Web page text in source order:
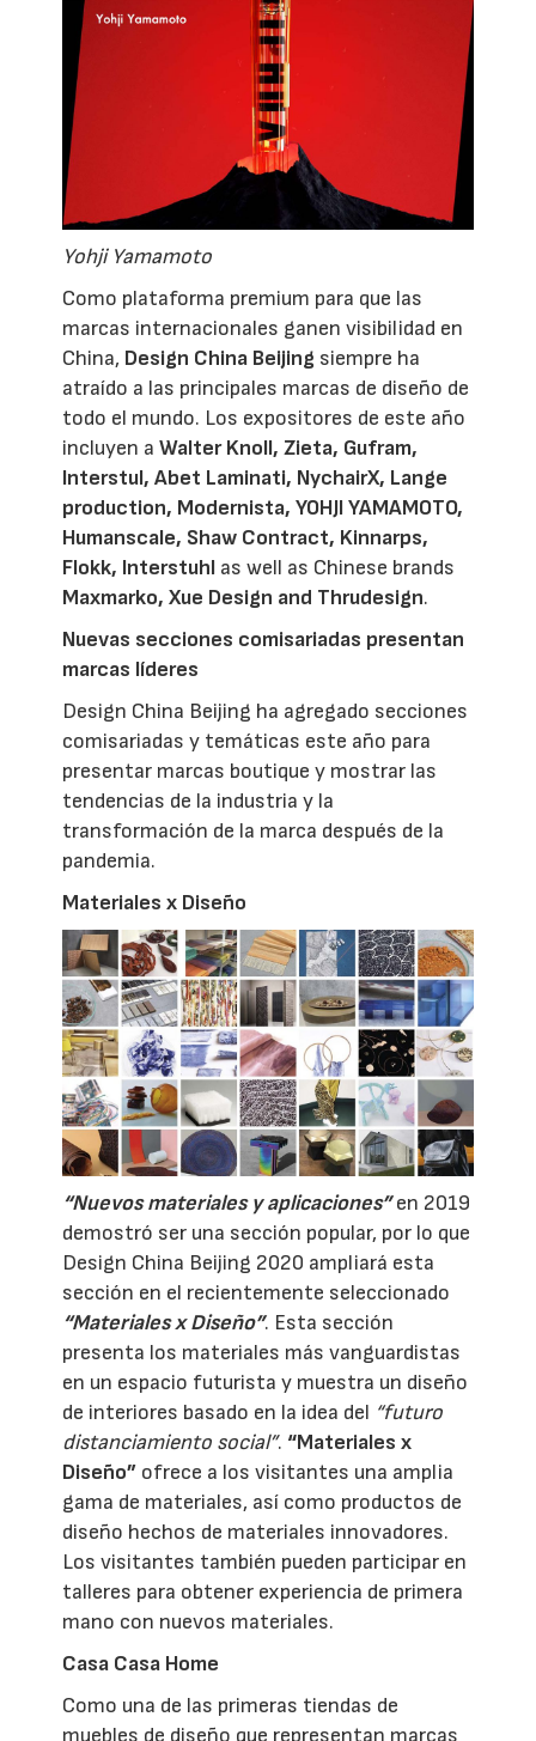
Yohji Yamamoto
Como plataforma premium para que las
marcas internacionales ganen visibilidad en
China, Design China Beijing siempre ha
atraído a las principales marcas de diseño de
todo el mundo. Los expositores de este año
incluyen aWalter Knoll, Zieta, Gufram,
Interstul, Abet Laminati, NychairX, Lange
production, Modernista, YOHJI YAMAMOTO,
Humanscale, Shaw Contract, Kinnarps,
Flokk, Interstuhl as well as Chinese brands
Maxmarko, Xue Design and Thrudesign.
Nuevas secciones comisariadas presentan
marcas líderes
Design China Beijing ha agregado secciones
comisariadas y temáticas este año para
presentar marcas boutique y mostrar las
tendencias de la industria y la
transformación de la marca después de la
pandemia.
Materiales x Diseño
“Nuevos materiales y aplicaciones”en 2019
demostró ser una sección popular, por lo que
Design China Beijing 2020 ampliará esta
sección en el recientemente seleccionado
“Materiales x Diseño”. Esta sección
presenta los materiales más vanguardistas
en un espacio futurista y muestra un diseño
de interiores basado en la idea del “futuro
distanciamiento social”. “Materiales x
Diseño” ofrece a los visitantes una amplia
gama de materiales, así como productos de
diseño hechos de materiales innovadores.
Los visitantes también pueden participar en
talleres para obtener experiencia de primera
mano con nuevos materiales.
Casa Casa Home
Como una de las primeras tiendas de
muebles de diseño que representan marcas